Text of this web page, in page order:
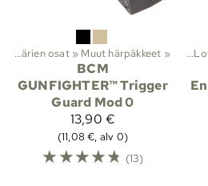
Kiväärien osat ‪» Muut härpäkkeet ‪»
BCM
GUNFIGHTER™ Trigger
Guard Mod 0
13,90 €
(11,08 €, alv 0)
☆☆☆☆☆ (13)
‪» Aseiden osat‪» Kiväärien osat ‪»